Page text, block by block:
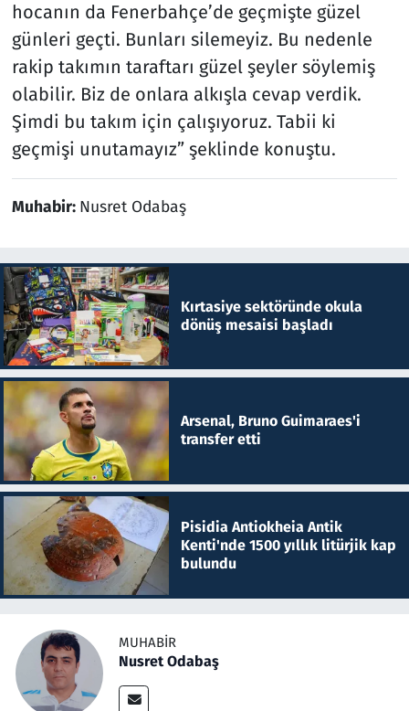
hocanın da Fenerbahçe’de geçmişte güzel
günleri geçti. Bunları silemeyiz. Bu nedenle
rakip takımın taraftarı güzel şeyler söylemiş
olabilir. Biz de onlara alkışla cevap verdik.
Şimdi bu takım için çalışıyoruz. Tabii ki
geçmişi unutamayız” şeklinde konuştu.
Muhabir: Nusret Odabaş
Kırtasiye sektöründe okula
dönüş mesaisi başladı
Arsenal, Bruno Guimaraes'i
transfer etti
Pisidia Antiokheia Antik
Kenti'nde 1500 yıllık litürjik kap
bulundu
MUHABIR
Nusret Odabaş